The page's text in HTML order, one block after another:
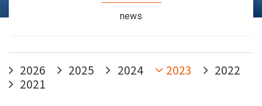
news
2026 2025 2024 2023
2022
2021